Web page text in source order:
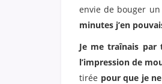
envie de bouger
minutes j’en
Je me traînais par
l’impression de
tirée pour que je